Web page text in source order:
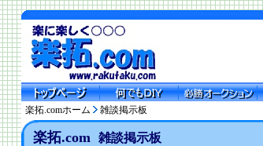
楽拓.comホーム 雑談掲示板
楽拓.com 雑談掲示板